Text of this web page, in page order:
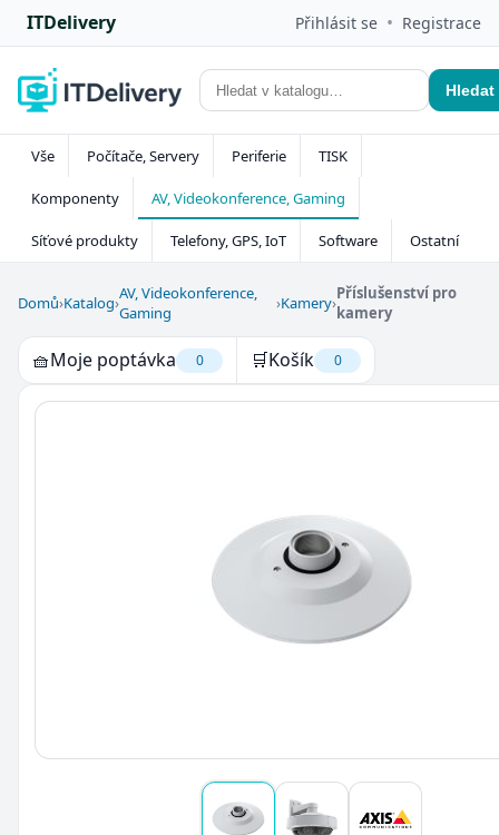
ITDelivery Přihlásit se • Registrace
Hledat
Vše Počítače, Servery Periferie TISK
Komponenty AV, Videokonference, Gaming
Síťové produkty Telefony, GPS, IoT Software Ostatní
Domů›Katalog›AV, Videokonference,
Gaming
›Kamery›Příslušenství pro
kamery
🧺Moje poptávka 0 🛒Košík 0